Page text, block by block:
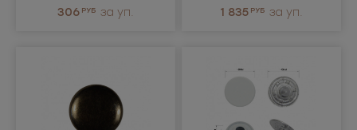
306 РУБ за уп.
1 835 РУБ за уп.